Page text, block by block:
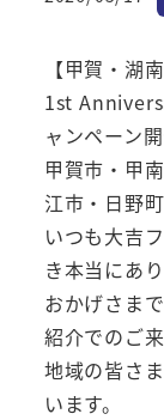
投稿日
【甲賀・湖
1st
ャンペーン
甲賀市・甲
江市・日野
いつも大吉
き本当にあ
おかげさま
紹介でのご
地域の皆さ
います。